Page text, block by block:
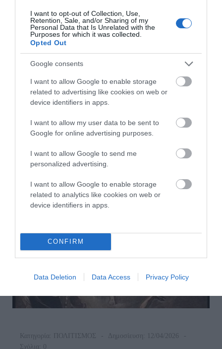
I want to opt-out of Collection, Use,
Retention, Sale, and/or Sharing of my
Personal Data that Is Unrelated with the
Purposes for which it was collected.
Opted Out
Google consents
I want to allow Google to enable storage
related to advertising like cookies on web or
device identifiers in apps.
I want to allow my user data to be sent to
Google for online advertising purposes.
I want to allow Google to send me
personalized advertising.
I want to allow Google to enable storage
related to analytics like cookies on web or
device identifiers in apps.
CONFIRM
Data Deletion Data Access Privacy Policy
έπεσε αρκετά νωρίτερα, περπατώντας τις τελευταίες
μέρες στην Αγορά έβλεπα ξεκάθαρα το ίδιο πράγμα: ο
κόσμος ήταν έξω, σουλατσάροντας πάνω-κάτω στα
σοκάκια. Τα λίγα μαγαζιά που ήταν ανοιχτά,…
CONTINUE READING
«Μέθεξις»!
Κυριακή
Πάσχα
Στην
Κατηγορία: ΠΟΛΙΤΙΣΜΟΣ
Δημοσίευση: 12/04/2026
Σχόλια: 0